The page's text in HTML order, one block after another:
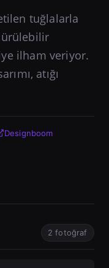
tuğlalarla
ilham veriyor.
atığı
Designboom
2 fotoğraf